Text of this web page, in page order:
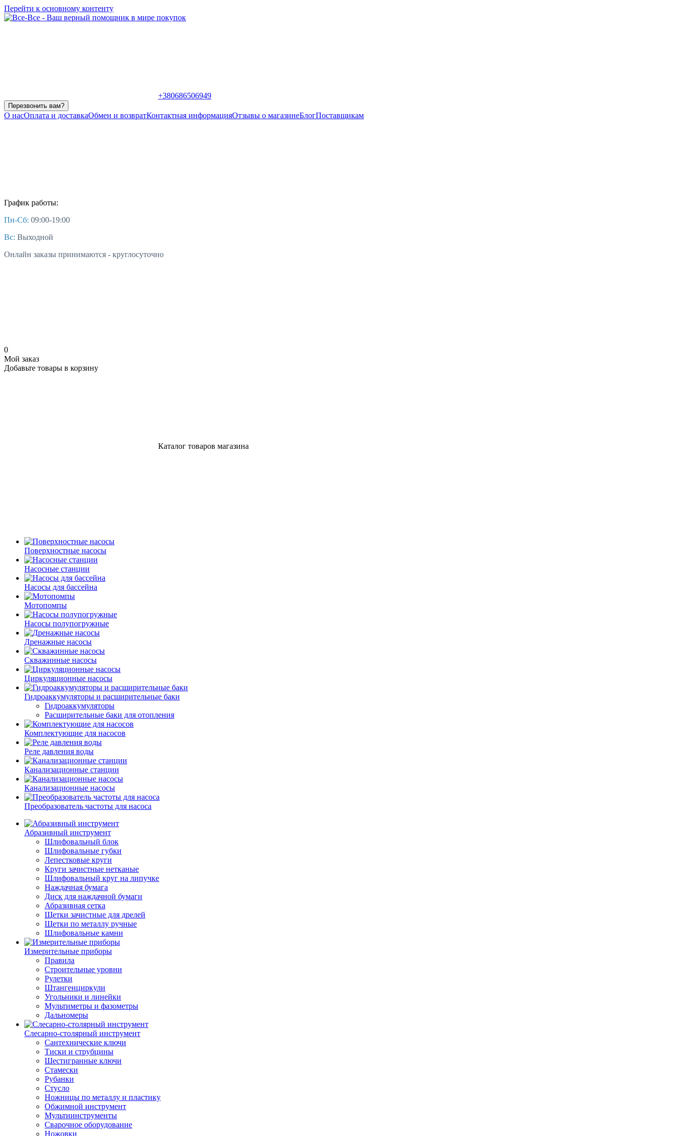
Перейти к основному контенту
+380686506949
Перезвонить вам?
О насОплата и доставкаОбмен и возвратКонтактная информацияОтзывы о магазинеБлогПоставщикам
График работы:
Пн-Сб: 09:00-19:00
Вс: Выходной
Онлайн заказы принимаются - круглосуточно
0
Мой заказ
Добавьте товары в корзину
Каталог товаров магазина
Поверхностные насосы
Насосные станции
Насосы для бассейна
Мотопомпы
Насосы полупогружные
Дренажные насосы
Скважинные насосы
Циркуляционные насосы
Гидроаккумуляторы и расширительные баки
Гидроаккумуляторы
Расширительные баки для отопления
Комплектующие для насосов
Реле давления воды
Канализационные станции
Канализационные насосы
Преобразователь частоты для насоса
Абразивный инструмент
Шлифовальный блок
Шлифовальные губки
Лепестковые круги
Круги зачистные нетканые
Шлифовальный круг на липучке
Наждачная бумага
Диск для наждачной бумаги
Абразивная сетка
Щетки зачистные для дрелей
Щетки по металлу ручные
Шлифовальные камни
Измерительные приборы
Правила
Строительные уровни
Рулетки
Штангенциркули
Угольники и линейки
Мультиметры и фазометры
Дальномеры
Слесарно-столярный инструмент
Сантехнические ключи
Тиски и струбцины
Шестигранные ключи
Стамески
Рубанки
Стусло
Ножницы по металлу и пластику
Обжимной инструмент
Мультиинструменты
Сварочное оборудование
Ножовки